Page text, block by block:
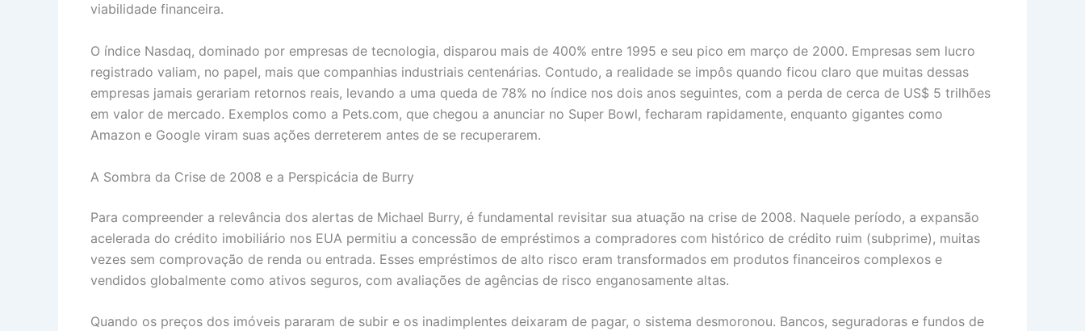
viabilidade financeira.
O índice Nasdaq, dominado por empresas de tecnologia, disparou mais de 400% entre 1995 e seu pico em março de 2000. Empresas sem lucro
registrado valiam, no papel, mais que companhias industriais centenárias. Contudo, a realidade se impôs quando ficou claro que muitas dessas
empresas jamais gerariam retornos reais, levando a uma queda de 78% no índice nos dois anos seguintes, com a perda de cerca de US$ 5 trilhões
em valor de mercado. Exemplos como a Pets.com, que chegou a anunciar no Super Bowl, fecharam rapidamente, enquanto gigantes como
Amazon e Google viram suas ações derreterem antes de se recuperarem.
A Sombra da Crise de 2008 e a Perspicácia de Burry
Para compreender a relevância dos alertas de Michael Burry, é fundamental revisitar sua atuação na crise de 2008. Naquele período, a expansão
acelerada do crédito imobiliário nos EUA permitiu a concessão de empréstimos a compradores com histórico de crédito ruim (subprime), muitas
vezes sem comprovação de renda ou entrada. Esses empréstimos de alto risco eram transformados em produtos financeiros complexos e
vendidos globalmente como ativos seguros, com avaliações de agências de risco enganosamente altas.
Quando os preços dos imóveis pararam de subir e os inadimplentes deixaram de pagar, o sistema desmoronou. Bancos, seguradoras e fundos de